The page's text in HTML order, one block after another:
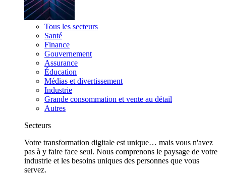
Tous les secteurs
Santé
Finance
Gouvernement
Assurance
Éducation
Médias et divertissement
Industrie
Grande consommation et vente au détail
Autres
Secteurs
Votre transformation digitale est unique… mais vous n'avez
pas à y faire face seul. Nous comprenons le paysage de votre
industrie et les besoins uniques des personnes que vous
servez.